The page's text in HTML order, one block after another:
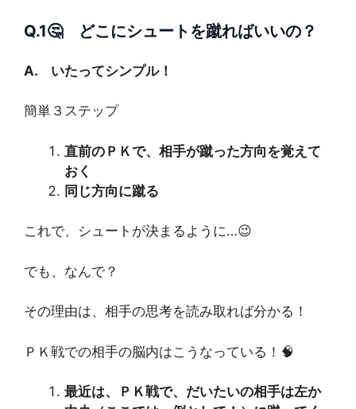
Q.1🤔 どこにシュートを蹴ればいいの？
A. いたってシンプル！
簡単３ステップ
直前のＰＫで、相手が蹴った方向を覚えて
おく
同じ方向に蹴る
これで、シュートが決まるように…😉
でも、なんで？
その理由は、相手の思考を読み取れば分かる！
ＰＫ戦での相手の脳内はこうなっている！🧠
最近は、ＰＫ戦で、だいたいの相手は左か